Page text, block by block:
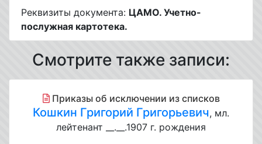
Реквизиты документа: ЦАМО. Учетно-
послужная картотека.
Смотрите также записи:
Приказы об исключении из списков
Кошкин Григорий Григорьевич, мл.
лейтенант __.__.1907 г. рождения